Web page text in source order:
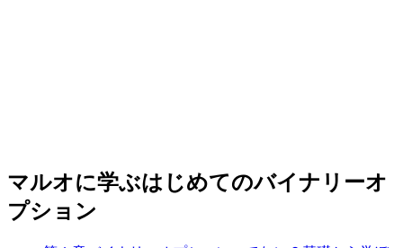
マルオに学ぶはじめてのバイナリーオ
プション